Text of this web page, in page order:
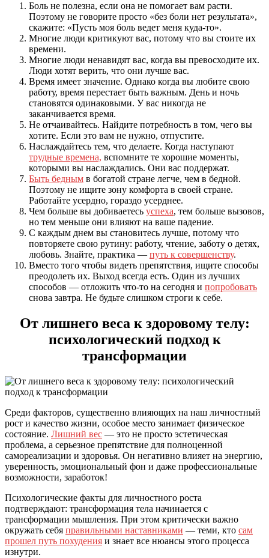
Боль не полезна, если она не помогает вам расти.
Поэтому не говорите просто «без боли нет результата»,
скажите: «Пусть моя боль ведет меня куда-то».
Многие люди критикуют вас, потому что вы стоите их
времени.
Многие люди ненавидят вас, когда вы превосходите их.
Люди хотят верить, что они лучше вас.
Время имеет значение. Однако когда вы любите свою
работу, время перестает быть важным. День и ночь
становятся одинаковыми. У вас никогда не
заканчивается время.
Не отчаивайтесь. Найдите потребность в том, чего вы
хотите. Если это вам не нужно, отпустите.
Наслаждайтесь тем, что делаете. Когда наступают
трудные времена, вспомните те хорошие моменты,
которыми вы наслаждались. Они вас поддержат.
Быть бедным в богатой стране легче, чем в бедной.
Поэтому не ищите зону комфорта в своей стране.
Работайте усердно, гораздо усерднее.
Чем больше вы добиваетесь успеха, тем больше вызовов,
но тем меньше они влияют на ваше падение.
С каждым днем вы становитесь лучше, потому что
повторяете свою рутину: работу, чтение, заботу о детях,
любовь. Знайте, практика — путь к совершенству.
Вместо того чтобы видеть препятствия, ищите способы
преодолеть их. Выход всегда есть. Один из лучших
способов — отложить что-то на сегодня и попробовать
снова завтра. Не будьте слишком строги к себе.
От лишнего веса к здоровому телу:
психологический подход к
трансформации
Среди факторов, существенно влияющих на наш личностный
рост и качество жизни, особое место занимает физическое
состояние. Лишний вес — это не просто эстетическая
проблема, а серьезное препятствие для полноценной
самореализации и здоровья. Он негативно влияет на энергию,
уверенность, эмоциональный фон и даже профессиональные
возможности, заработок!
Психологические факты для личностного роста
подтверждают: трансформация тела начинается с
трансформации мышления. При этом критически важно
окружать себя правильными наставниками — теми, кто сам
прошел путь похудения и знает все нюансы этого процесса
изнутри.